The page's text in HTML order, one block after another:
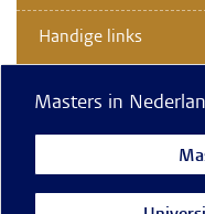
Handige links
Masters in